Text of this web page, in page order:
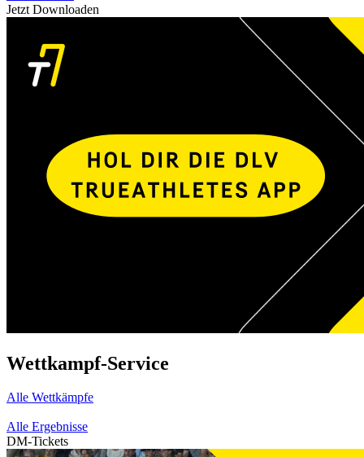
Jetzt Downloaden
Wettkampf-Service
Alle Wettkämpfe
Alle Ergebnisse
DM-Tickets